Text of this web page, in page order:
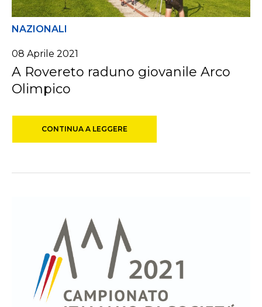
NAZIONALI
08 Aprile 2021
A Rovereto raduno giovanile Arco
Olimpico
CONTINUA A LEGGERE